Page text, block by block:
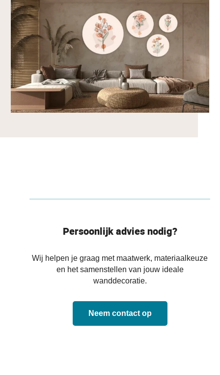
Persoonlijk advies nodig?
Wij helpen je graag met maatwerk, materiaalkeuze
en het samenstellen van jouw ideale
wanddecoratie.
Neem contact op